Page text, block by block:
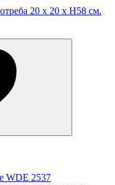
20 x 20 x H58 см.